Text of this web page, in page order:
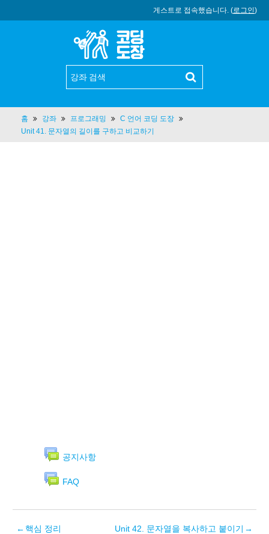
게스트로 접속했습니다. (로그인)
홈 강좌 프로그래밍
C 언어 코딩 도장
Unit 41. 문자열의 길이를 구하고 비교하기
공지사항
FAQ
← 핵심 정리 Unit 42. 문자열을 복사하고 붙이기 →